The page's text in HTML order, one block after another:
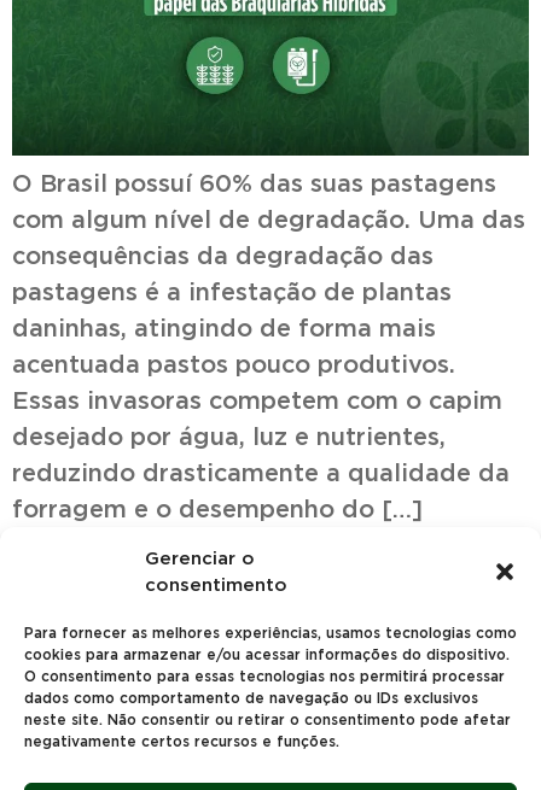
Gerenciar o
consentimento
Para fornecer as melhores experiências, usamos tecnologias como
cookies para armazenar e/ou acessar informações do dispositivo.
O consentimento para essas tecnologias nos permitirá processar
dados como comportamento de navegação ou IDs exclusivos
neste site. Não consentir ou retirar o consentimento pode afetar
negativamente certos recursos e funções.
O Brasil possuí 60% das suas pastagens
com algum nível de degradação. Uma das
consequências da degradação das
pastagens é a infestação de plantas
daninhas, atingindo de forma mais
acentuada pastos pouco produtivos.
Essas invasoras competem com o capim
desejado por água, luz e nutrientes,
reduzindo drasticamente a qualidade da
forragem e o desempenho do […]
Avenida Brasil, 412, Regente Feijó – São Paulo
Entre em contato: +55 18 3941.1207